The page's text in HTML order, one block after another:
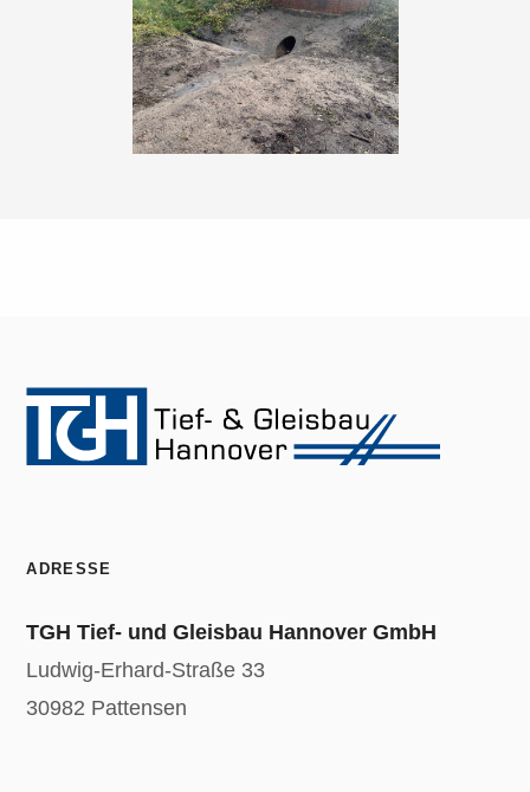
ADRESSE
TGH Tief- und Gleisbau Hannover GmbH
Ludwig-Erhard-Straße 33
30982 Pattensen